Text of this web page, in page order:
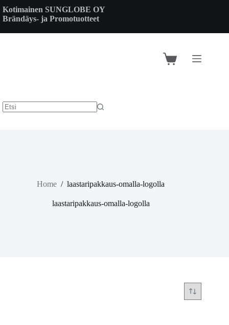
to
content
Kotimainen SUNGLOBE OY
Brändäys- ja Promotuotteet
Shopping
Home / laastaripakkaus-omalla-logolla
laastaripakkaus-omalla-logolla